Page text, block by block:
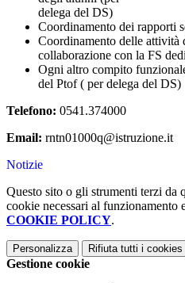
delega del DS)
Coordinamento dei rapporti
Coordinamento delle attività
collaborazione con la FS
Ogni altro compito
del Ptof ( per delega del DS)
Telefono: 0541.374000
Email: rntn01000q@istruzione.it
Notizie
Questo sito o gli strumenti terzi da
cookie necessari al
COOKIE POLICY.
Personalizza Rifiuta tutti i cookies
Gestione cookie